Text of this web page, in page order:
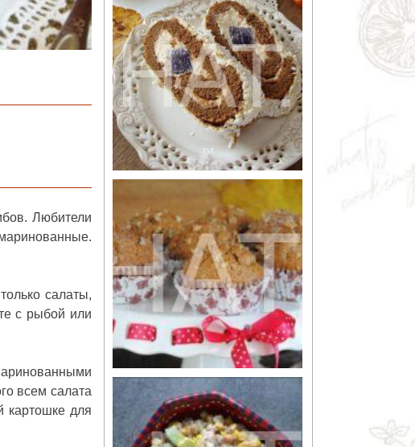
Любители
салаты,
с рыбой или
всем салата
картошке для